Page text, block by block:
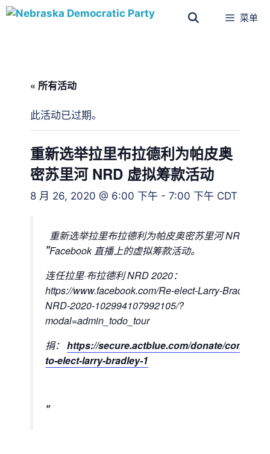
菜单
« 所有活动
此活动已过期。
重新选举拉里布拉德利为帕皮奥
密苏里河 NRD 虚拟筹款活动
8 月 26, 2020 @ 6:00 下午 - 7:00 下午 CDT
重新选举拉里布拉德利为帕皮奥密苏里河 NRD
Facebook 直播上的虚拟筹款活动。
连任拉里·布拉德利 NRD 2020：
https://www.facebook.com/Re-elect-Larry-Bradley-
NRD-2020-102994107992105/?
modal=admin_todo_tour
捐： https://secure.actblue.com/donate/
to-elect-larry-bradley-1